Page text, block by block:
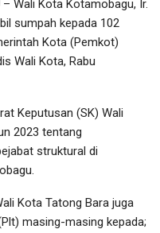
– Wali Kota Kotamobagu, Ir.
sumpah kepada 102
Kota (Pemkot)
Wali Kota, Rabu
Keputusan (SK) Wali
2023 tentang
struktural di
Kota Tatong Bara juga
masing-masing kepada;